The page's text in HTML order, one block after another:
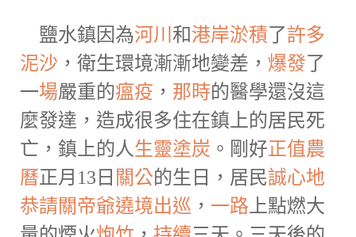
鹽水鎮因為河川 和港岸淤積了許多
泥沙 ，衛生環境漸漸地變差， 爆發了
一場嚴重的瘟疫 ， 那時的醫學還沒這
麼發達，造成很多住在鎮上的居民死
亡，鎮上的人生靈塗炭 。剛好正值農
曆正月13日 關公的生日，居民誠心地
恭請關帝爺遶境出巡 ， 一路 上點燃大